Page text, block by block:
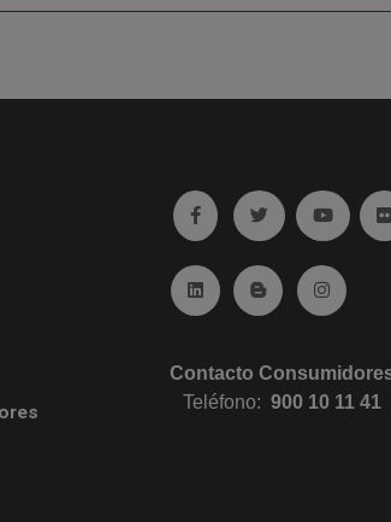
Ir a facebook (abre en
Ir a twitter (abre
Ir a
Ir a Linkedin (abre en
Ir al Blog (abre
Ir a
Contacto
Teléfono:900 10 11 41